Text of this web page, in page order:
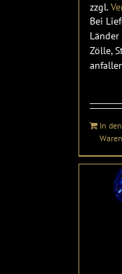
zzgl.
Bei
Zölle,
In den